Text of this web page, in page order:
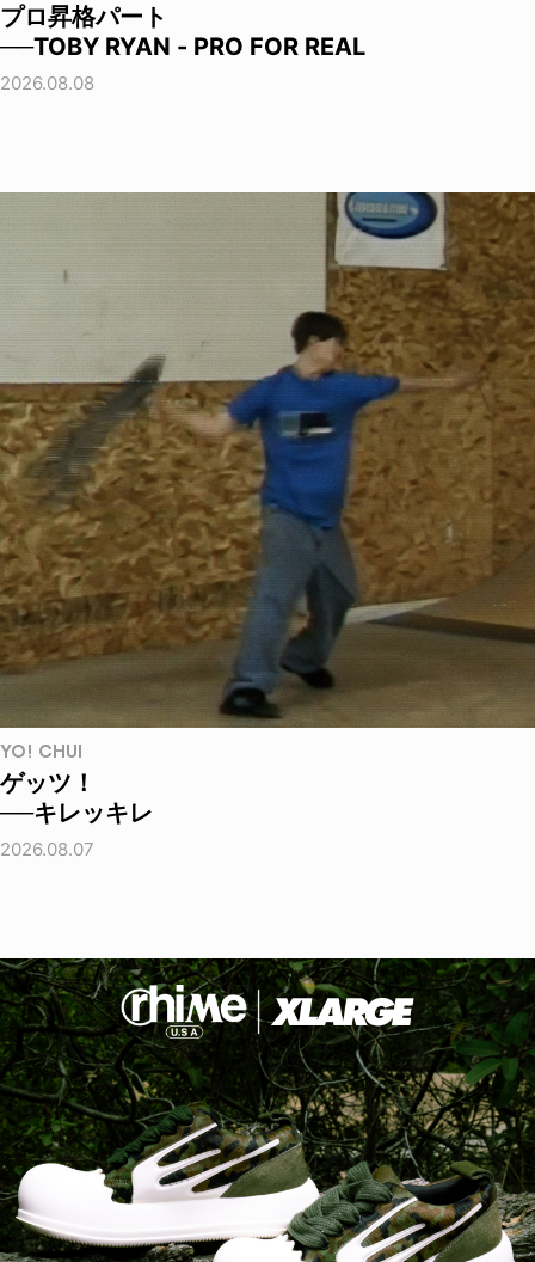
プロ昇格パート
──TOBY RYAN - PRO FOR REAL
2026.08.08
YO! CHUI
ゲッツ！
──キレッキレ
2026.08.07